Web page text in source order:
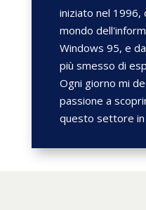
iniziato nel 1996,
mondo
Windows 95, e
più smesso di
Ogni giorno mi
passione a
questo settore in